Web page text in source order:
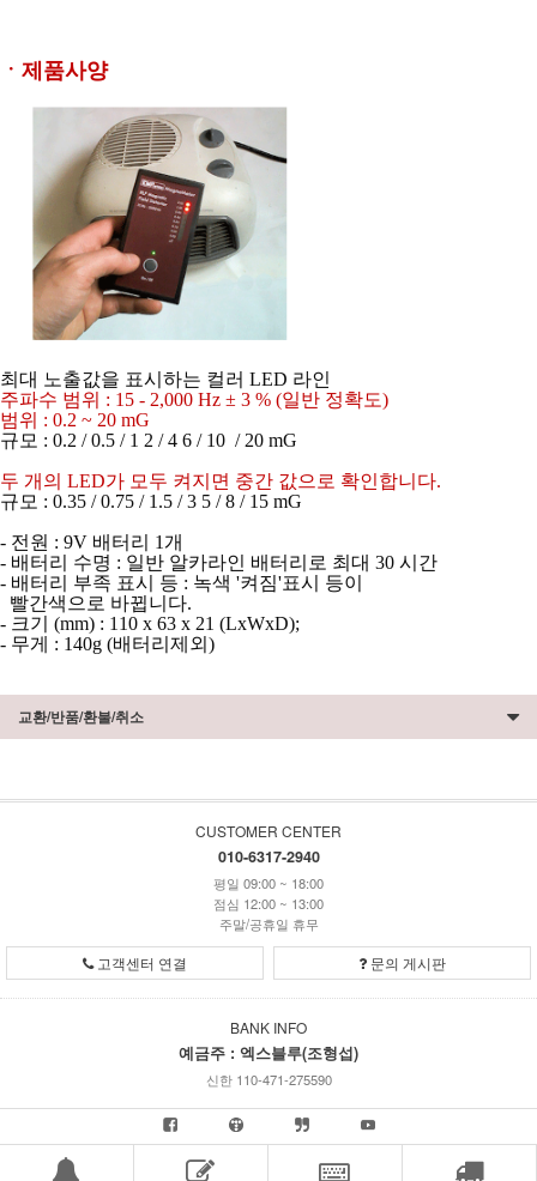
ㆍ제품사양
최대 노출값을 표시하는 컬러 LED 라인
주파수 범위 : 15 - 2,000 Hz ± 3 % (일반 정확도)
범위 : 0.2 ~ 20 mG
규모 : 0.2 / 0.5 / 1 2 / 4 6 / 10 / 20 mG
두 개의 LED가 모두 켜지면 중간 값으로 확인합니다.
규모 : 0.35 / 0.75 / 1.5 / 3 5 / 8 / 15 mG
- 전원 : 9V 배터리 1개
- 배터리 수명 : 일반 알카라인 배터리로 최대 30 시간
- 배터리 부족 표시 등 : 녹색 '켜짐'표시 등이
빨간색으로 바뀝니다.
- 크기 (mm) : 110 x 63 x 21 (LxWxD);
- 무게 : 140g (배터리제외)
교환/반품/환불/취소
CUSTOMER CENTER
010-6317-2940
평일 09:00 ~ 18:00
점심 12:00 ~ 13:00
주말/공휴일 휴무
고객센터 연결 문의 게시판
BANK INFO
예금주 : 엑스블루(조형섭)
신한 110-471-275590